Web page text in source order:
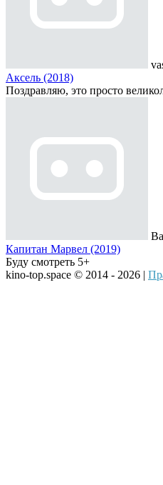
Аксель (2018)
Поздравляю, это просто
Капитан Марвел (2019)
Буду смотреть 5+
kino-top.space © 2014 - 2026 |